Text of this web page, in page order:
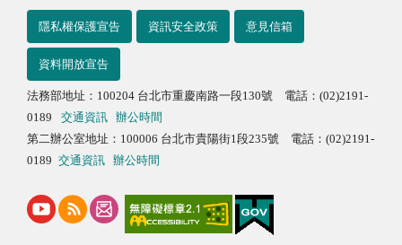
隱私權保護宣告 資訊安全政策 意見信箱
資料開放宣告
法務部地址：100204 台北市重慶南路一段130號 電話：(02)2191-
0189
交通資訊
辦公時間
第二辦公室地址：100006 台北市貴陽街1段235號 電話：(02)2191-
0189 交通資訊 辦公時間